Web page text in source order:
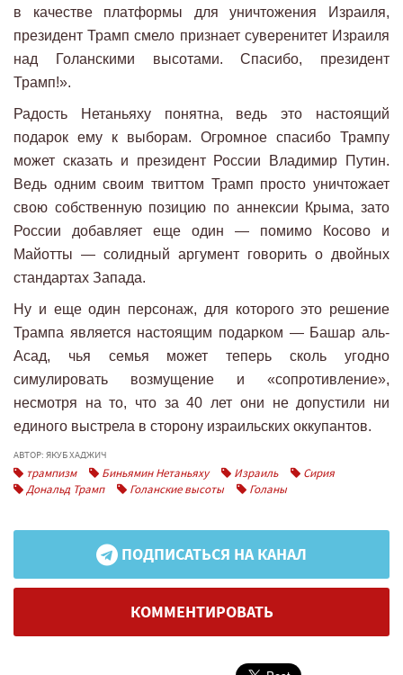
в качестве платформы для уничтожения Израиля,
президент Трамп смело признает суверенитет Израиля
над Голанскими высотами. Спасибо, президент
Трамп!».
Радость Нетаньяху понятна, ведь это настоящий
подарок ему к выборам. Огромное спасибо Трампу
может сказать и президент России Владимир Путин.
Ведь одним своим твиттом Трамп просто уничтожает
свою собственную позицию по аннексии Крыма, зато
России добавляет еще один — помимо Косово и
Майотты — солидный аргумент говорить о двойных
стандартах Запада.
Ну и еще один персонаж, для которого это решение
Трампа является настоящим подарком — Башар аль-
Асад, чья семья может теперь сколь угодно
симулировать возмущение и «сопротивление»,
несмотря на то, что за 40 лет они не допустили ни
единого выстрела в сторону израильских оккупантов.
АВТОР: ЯКУБ ХАДЖИЧ
трампизм Биньямин Нетаньяху Израиль
Сирия
Дональд Трамп
Голанские высоты Голаны
ПОДПИСАТЬСЯ НА КАНАЛ
КОММЕНТИРОВАТЬ